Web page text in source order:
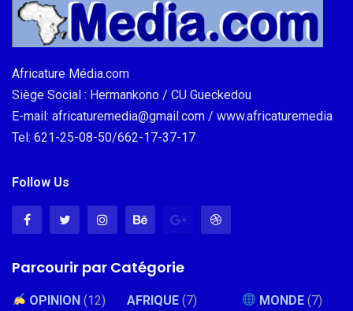
Africature Média.com
Siège Social : Hermankono / CU Gueckedou
E-mail: africaturemedia@gmail.com / www.africaturemedia
Tel: 621-25-08-50/662-17-37-17
Follow Us
Parcourir par Catégorie
OPINION (12) AFRIQUE (7) MONDE (7)